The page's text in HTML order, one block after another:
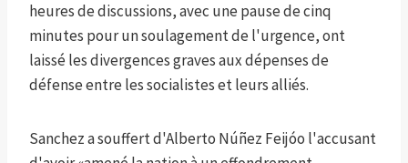
heures de discussions, avec une pause de cinq
minutes pour un soulagement de l'urgence, ont
laissé les divergences graves aux dépenses de
défense entre les socialistes et leurs alliés.
Sanchez a souffert d'Alberto Núñez Feijóo l'accusant